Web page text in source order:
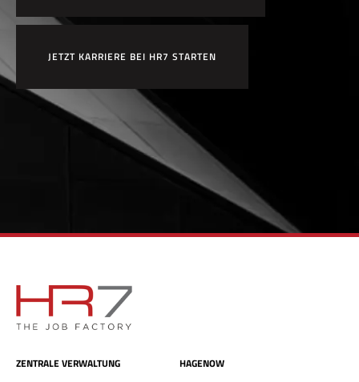
JETZT KARRIERE BEI HR7 STARTEN
ZENTRALE VERWALTUNG HAGENOW